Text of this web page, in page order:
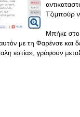
Τζιμπούρ
Μπήκε στο
με τη Φαρένσε και
εστία», γράφουν